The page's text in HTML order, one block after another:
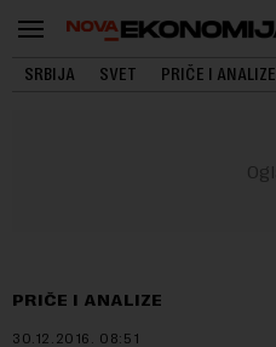
SRBIJA SVET PRIČE I ANALIZE
PRIČE I ANALIZE
30.12.2016. 08:51